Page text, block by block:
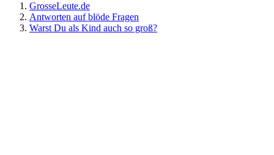
GrosseLeute.de
Antworten auf blöde Fragen
Warst Du als Kind auch so groß?